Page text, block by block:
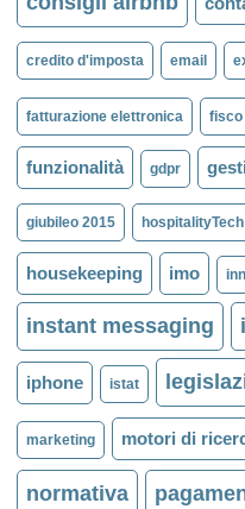
credito d'imposta email
fatturazione elettronica fisco
funzionalità gdpr
giubileo 2015 hospitalityTech
housekeeping imo
instant messaging
iphone istat
marketing motori di
normativa